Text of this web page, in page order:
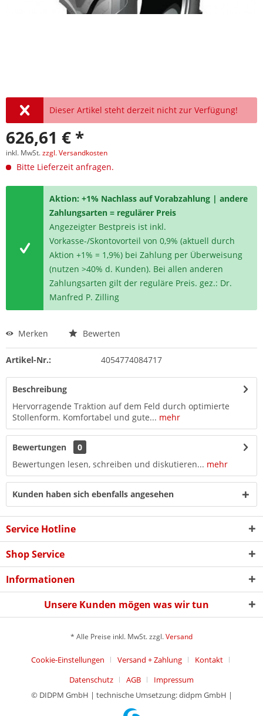
Dieser Artikel steht derzeit nicht zur Verfügung!
626,61 € *
inkl. MwSt.zzgl. Versandkosten
Bitte Lieferzeit anfragen.
Aktion: +1% Nachlass auf Vorabzahlung | andere
Zahlungsarten = regulärer Preis
Angezeigter Bestpreis ist inkl.
Vorkasse-/Skontovorteil von 0,9% (aktuell durch
Aktion +1% = 1,9%) bei Zahlung per Überweisung
(nutzen >40% d. Kunden). Bei allen anderen
Zahlungsarten gilt der reguläre Preis. gez.: Dr.
Manfred P. Zilling
Merken Bewerten
Artikel-Nr.: 4054774084717
Beschreibung
Hervorragende Traktion auf dem Feld durch optimierte
Stollenform. Komfortabel und gute... mehr
Bewertungen
0
Bewertungen lesen, schreiben und diskutieren... mehr
Kunden haben sich ebenfalls angesehen
Service Hotline
Shop Service
Informationen
Unsere Kunden mögen was wir tun
* Alle Preise inkl. MwSt. zzgl.Versand
Cookie-Einstellungen Versand + Zahlung
Kontakt
Datenschutz
AGB
Impressum
© DIDPM GmbH | technische Umsetzung: didpm GmbH |